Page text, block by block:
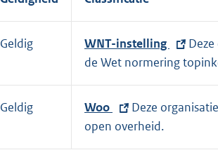
Geldig
E
x
t
e
WNT-instelling
de Wet normering
Geldig
E
x
t
Woo
Deze
open overheid.